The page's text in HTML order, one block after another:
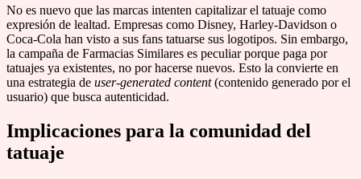
No es nuevo que las marcas intenten capitalizar el tatuaje como
expresión de lealtad. Empresas como Disney, Harley-Davidson o
Coca-Cola han visto a sus fans tatuarse sus logotipos. Sin embargo,
la campaña de Farmacias Similares es peculiar porque paga por
tatuajes ya existentes, no por hacerse nuevos. Esto la convierte en
una estrategia de user-generated content(contenido generado por el
usuario) que busca autenticidad.
Implicaciones para la comunidad del
tatuaje